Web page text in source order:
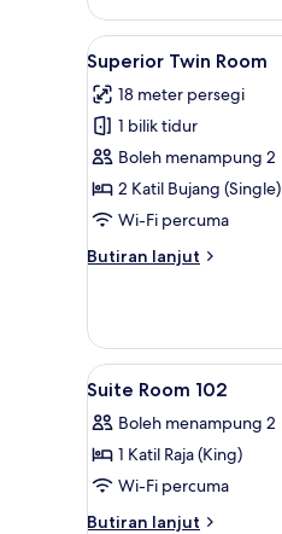
Double
Room,
Non
Smoking
Lihat
semua
foto
untuk
Superior
Twin
Room
8
Superior Twin Room
18 meter persegi
1 bilik tidur
Boleh menampung 2
2 Katil Bujang (Single)
Wi-Fi percuma
Butiran lanjut
Butiran
Twin
Room
Lihat
semua
foto
untuk
Suite
Room
6
Suite Room 102
Boleh menampung 2
1 Katil Raja (King)
Wi-Fi percuma
Butiran lanjut
Butiran